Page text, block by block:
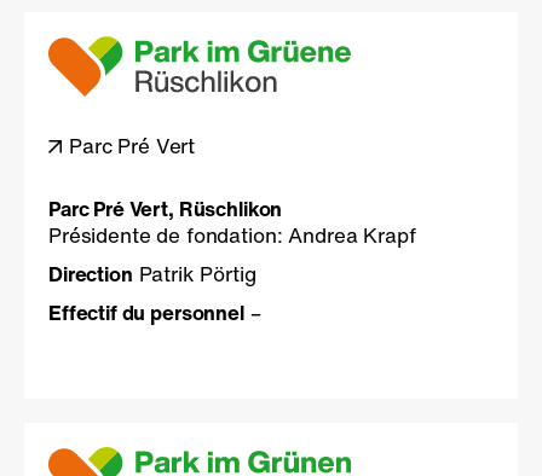
Parc Pré Vert
Parc Pré Vert, Rüschlikon
Présidente de fondation: Andrea Krapf
Direction Patrik Pörtig
Effectif du personnel–